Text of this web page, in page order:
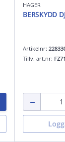
HAGER
BERSKYDD
Artikelnr:
Tillv. art.nr: